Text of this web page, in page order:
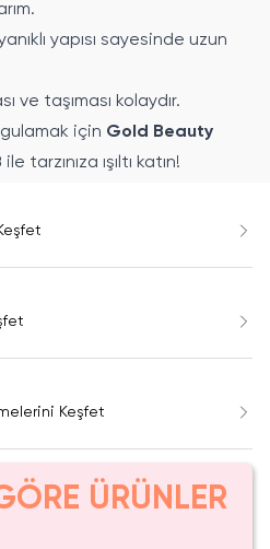
yapısı sayesinde uzun
ve taşıması kolaydır.
için Gold Beauty
ile tarzınıza ışıltı katın!
Keşfet
ÜRÜNLER